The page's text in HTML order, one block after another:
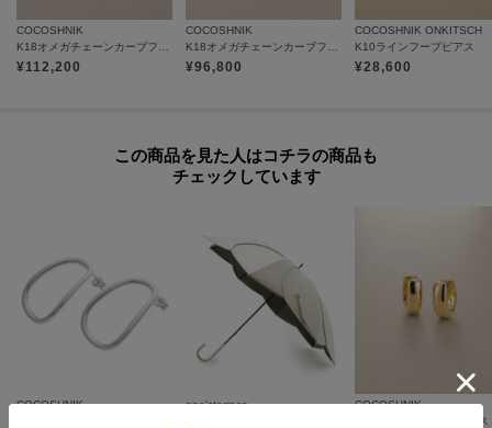
◆お届け時期の違う予約商品を、複数点カートに入れた場合、カートグルー
プは1つになり、商品が全て揃ってからの発送となります。
COCOSHNIK
K18オメガチェーンカーブフープ ピアス中
¥112,200
COCOSHNIK
K18オメガチェーンカーブフープ ピアス小
¥96,800
COCOSHNIK ONKITSCH
K10ラインフープピアス
¥28,600
この商品を見た人はコチラの商品も
チェックしています
COCOSHNIK
one'sterrace
COCOSHNIK
K18中空甲丸 中折れピアス